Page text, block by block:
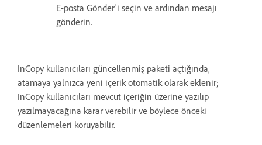
E-posta Gönder'i seçin ve ardından mesajı
gönderin.
InCopy kullanıcıları güncellenmiş paketi açtığında,
atamaya yalnızca yeni içerik otomatik olarak eklenir;
InCopy kullanıcıları mevcut içeriğin üzerine yazılıp
yazılmayacağına karar verebilir ve böylece önceki
düzenlemeleri koruyabilir.